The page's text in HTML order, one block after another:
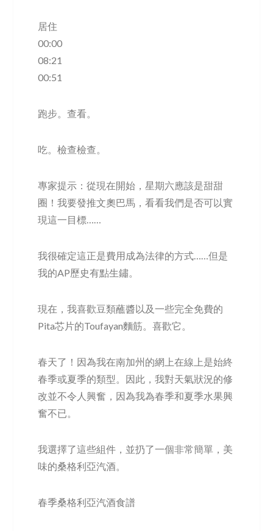
居住
00:00
08:21
00:51
跑步。查看。
吃。檢查檢查。
專家提示：從現在開始，星期六應該是甜甜
圈！我要發推文奧巴馬，看看我們是否可以實
現這一目標……
我很確定這正是費用成為法律的方式……但是
我的AP歷史有點生鏽。
現在，我喜歡豆類蘸醬以及一些完全免費的
Pita芯片的Toufayan麵筋。喜歡它。
春天了！因為我在南加州的網上在線上是始終
春季或夏季的類型。因此，我對天氣狀況的修
改並不令人興奮，因為我為春季和夏季水果興
奮不已。
我選擇了這些組件，並扔了一個非常簡單，美
味的桑格利亞汽酒。
春季桑格利亞汽酒食譜